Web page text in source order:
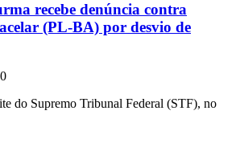
recebe denúncia contra
(PL-BA) por desvio de
do Supremo Tribunal Federal (STF), no